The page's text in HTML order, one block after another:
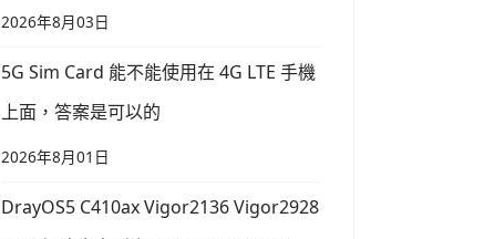
2026年8月03日
5G Sim Card 能不能使用在 4G LTE 手機
上面，答案是可以的
2026年8月01日
DrayOS5 C410ax Vigor2136 Vigor2928